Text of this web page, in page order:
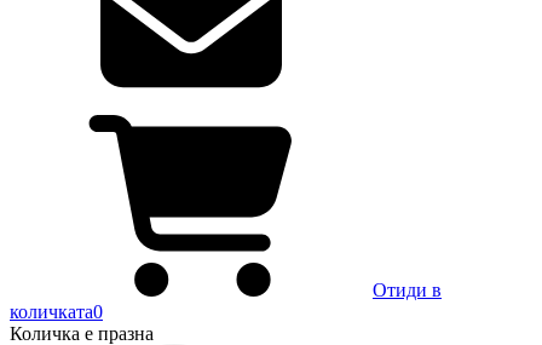
Отиди в
количката0
Количка е празна